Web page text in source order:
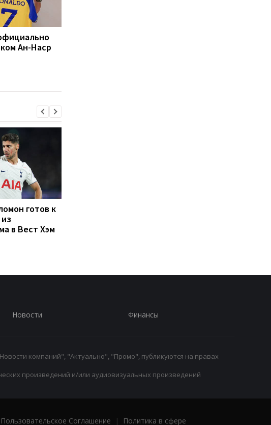
Ан-Наср
готов к
в Вест Хэм
Новости Финансы
компаний", "Актуально", "Промо", публикуются на правах
произведений и/или аудиовизуальных произведений
Пользовательское Соглашение |
Политика в сфере